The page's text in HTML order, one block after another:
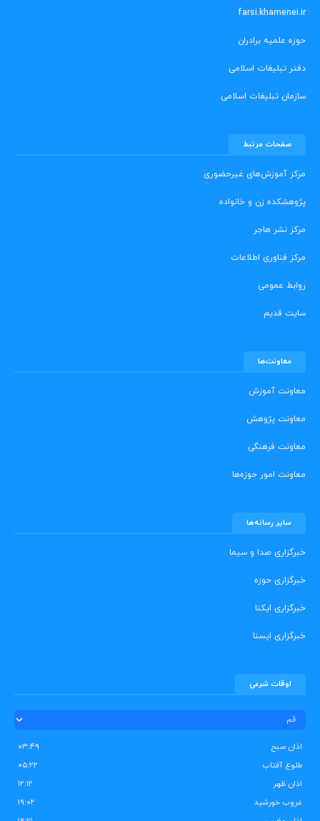
farsi.khamenei.ir
حوزه علمیه برادران
دفتر تبلیغات اسلامی
سازمان تبلیغات اسلامی
صفحات مرتبط
مرکز آموزش‌های غیرحضوری
پژوهشکده زن و خانواده
مرکز نشر هاجر
مرکز فناوری اطلاعات
روابط عمومی
سایت قدیم
معاونت‌ها
معاونت آموزش
معاونت پژوهش
معاونت فرهنگی
معاونت امور حوزه‌ها
سایر رسانه‌ها
خبرگزاری صدا و سیما
خبرگزاری حوزه
خبرگزاری ایکنا
خبرگزاری ایسنا
اوقات شرعی
اذان صبح
۰۳:۴۹
طلوع آفتاب
۰۵:۲۲
اذان ظهر
۱۲:۱۲
غروب خورشید
۱۹:۰۲